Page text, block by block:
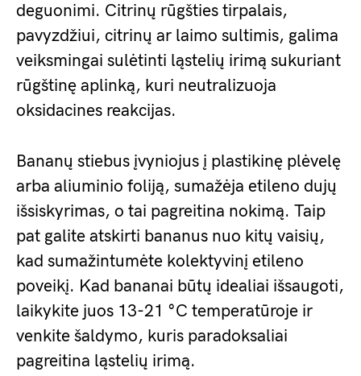
deguonimi. Citrinų rūgšties tirpalais,
pavyzdžiui, citrinų ar laimo sultimis, galima
veiksmingai sulėtinti ląstelių irimą sukuriant
rūgštinę aplinką, kuri neutralizuoja
oksidacines reakcijas.
Bananų stiebus įvyniojus į plastikinę plėvelę
arba aliuminio foliją, sumažėja etileno dujų
išsiskyrimas, o tai pagreitina nokimą. Taip
pat galite atskirti bananus nuo kitų vaisių,
kad sumažintumėte kolektyvinį etileno
poveikį. Kad bananai būtų idealiai išsaugoti,
laikykite juos 13-21 °C temperatūroje ir
venkite šaldymo, kuris paradoksaliai
pagreitina ląstelių irimą.